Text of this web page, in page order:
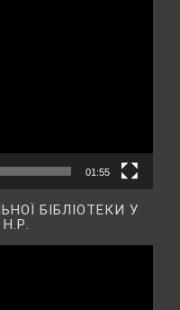
01:55
БІБЛІОТЕКИ У
Н.Р.